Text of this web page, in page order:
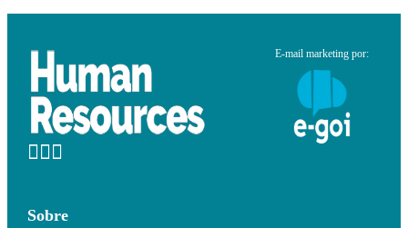
E-mail marketing por:
Sobre